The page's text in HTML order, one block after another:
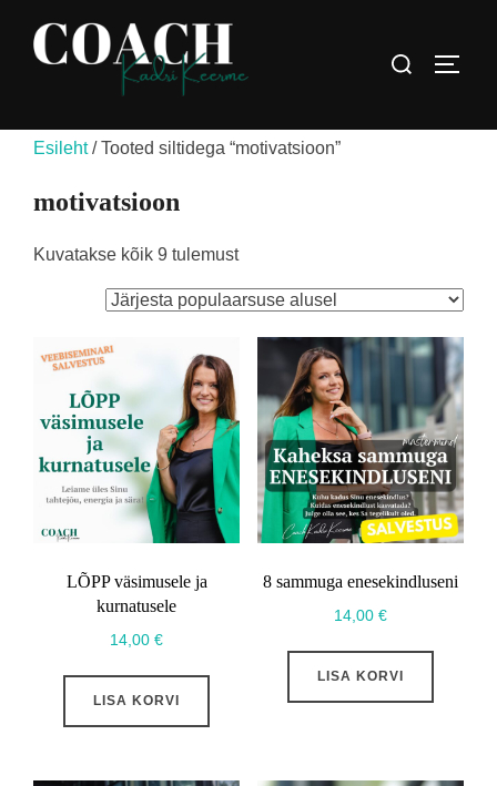
Search
Esileht/ Tooted siltidega “motivatsioon”
motivatsioon
Kuvatakse kõik 9 tulemustSorteeritud
populaarsuse
järgi
LÕPP väsimusele ja
kurnatusele
14,00€
LISA KORVI
8 sammuga enesekindluseni
14,00 €
LISA KORVI